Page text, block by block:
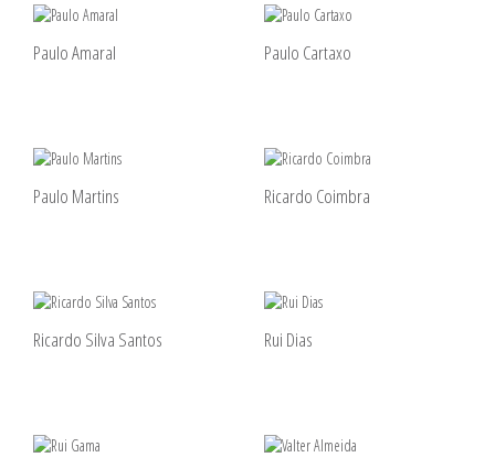
Paulo Amaral Paulo Cartaxo
Paulo Martins Ricardo Coimbra
Ricardo Silva Santos Rui Dias